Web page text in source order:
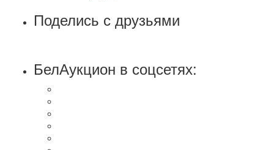
Поделись с друзьями
БелАукцион в соцсетях: